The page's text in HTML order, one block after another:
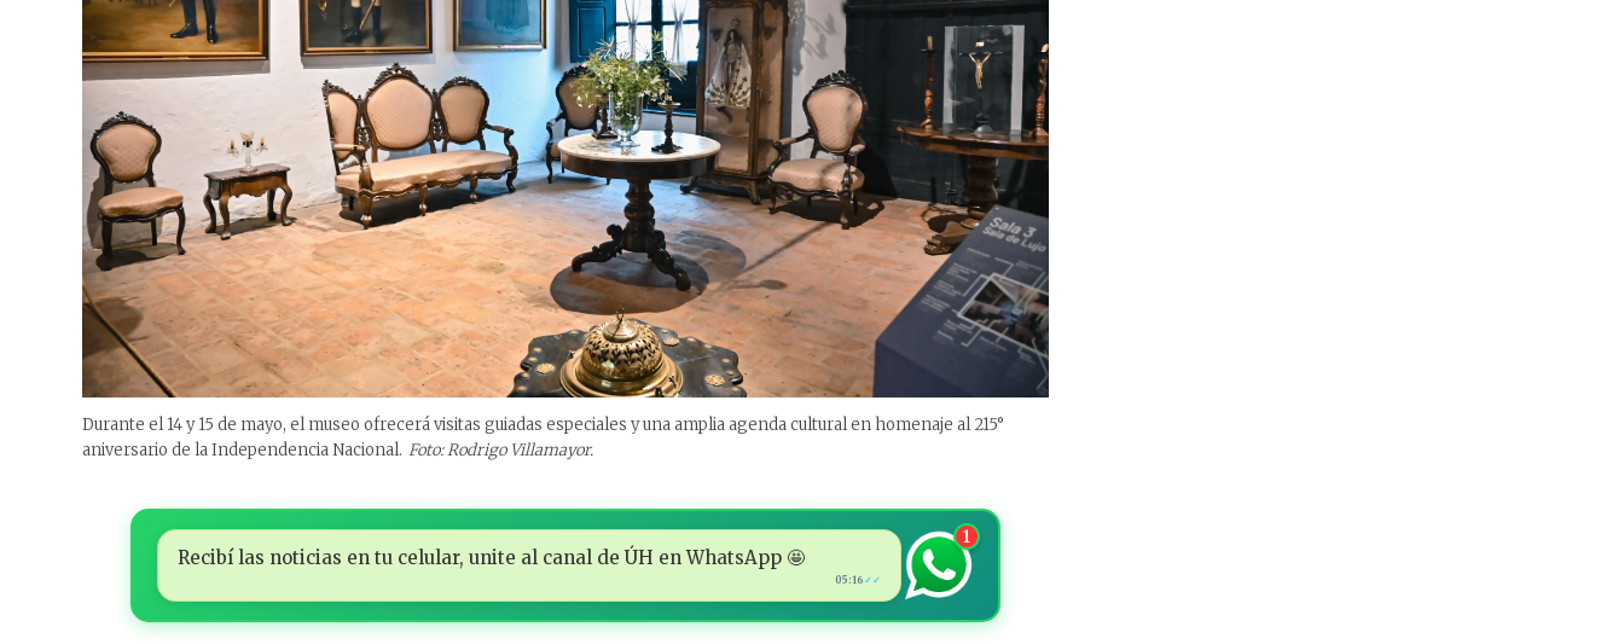
Durante el 14 y 15 de mayo, el museo ofrecerá visitas guiadas especiales y una amplia agenda cultural en homenaje al 215°
aniversario de la Independencia Nacional. Foto: Rodrigo Villamayor.
Recibí las noticias en tu celular, unite al canal de ÚH en WhatsApp 🤩
05:16 ✓✓
1